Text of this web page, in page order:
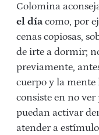
Colomina
el día como, por
cenas copiosas,
de irte a dormir;
previamente,
cuerpo y la mente
consiste en no ver
puedan activar
atender a